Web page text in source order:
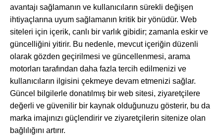
avantajı sağlamanın ve kullanıcıların sürekli değişen
ihtiyaçlarına uyum sağlamanın kritik bir yönüdür. Web
siteleri için içerik, canlı bir varlık gibidir; zamanla eskir ve
güncelliğini yitirir. Bu nedenle, mevcut içeriğin düzenli
olarak gözden geçirilmesi ve güncellenmesi, arama
motorları tarafından daha fazla tercih edilmenizi ve
kullanıcıların ilgisini çekmeye devam etmenizi sağlar.
Güncel bilgilerle donatılmış bir web sitesi, ziyaretçilere
değerli ve güvenilir bir kaynak olduğunuzu gösterir, bu da
marka imajınızı güçlendirir ve ziyaretçilerin sitenize olan
bağlılığını artırır.